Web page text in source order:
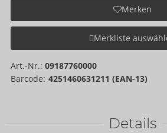
Merken
Merkliste
Art.-Nr.: 09187760000
Barcode: 4251460631211 (EAN-13)
Details